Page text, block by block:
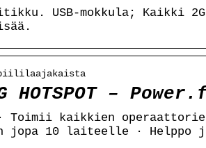
USB-mokkula; Kaikki
HOTSPOT –
kaikkien
jopa 10 laiteelle · Helppo